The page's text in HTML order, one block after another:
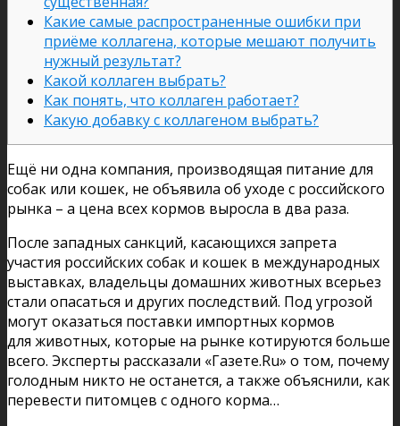
Какие самые распространенные ошибки при
приёме коллагена, которые мешают получить
нужный результат?
Какой коллаген выбрать?
Как понять, что коллаген работает?
Какую добавку с коллагеном выбрать?
Ещё ни одна компания, производящая питание для
собак или кошек, не объявила об уходе с российского
рынка – а цена всех кормов выросла в два раза.
После западных санкций, касающихся запрета
участия российских собак и кошек в международных
выставках, владельцы домашних животных всерьез
стали опасаться и других последствий. Под угрозой
могут оказаться поставки импортных кормов
для животных, которые на рынке котируются больше
всего. Эксперты рассказали «Газете.Ru» о том, почему
голодным никто не останется, а также объяснили, как
перевести питомцев с одного корма…